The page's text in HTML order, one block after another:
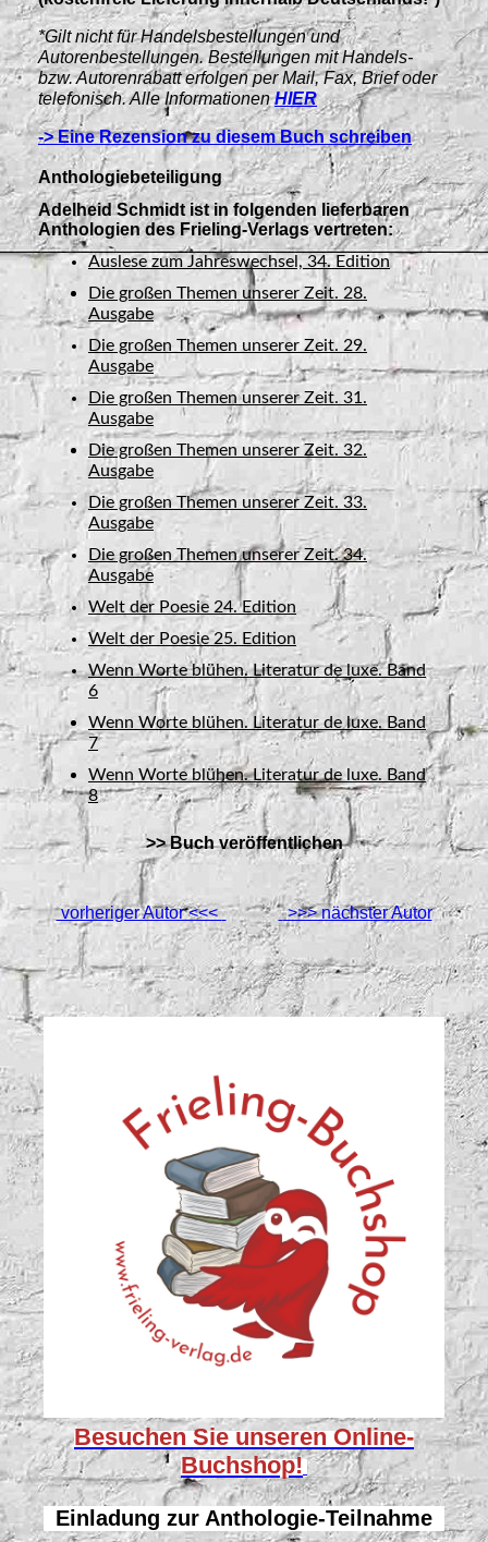
*Gilt nicht für Handelsbestellungen und
Autorenbestellungen. Bestellungen mit Handels-
bzw. Autorenrabatt erfolgen per Mail, Fax, Brief oder
telefonisch. Alle InformationenHIER
-> Eine Rezension zu diesem Buch schreiben
Anthologiebeteiligung
Adelheid Schmidt ist in folgenden lieferbaren
Anthologien des Frieling-Verlags vertreten:
Auslese zum Jahreswechsel, 34. Edition
Die großen Themen unserer Zeit. 28.
Ausgabe
Die großen Themen unserer Zeit. 29.
Ausgabe
Die großen Themen unserer Zeit. 31.
Ausgabe
Die großen Themen unserer Zeit. 32.
Ausgabe
Die großen Themen unserer Zeit. 33.
Ausgabe
Die großen Themen unserer Zeit. 34.
Ausgabe
Welt der Poesie 24. Edition
Welt der Poesie 25. Edition
Wenn Worte blühen. Literatur de luxe. Band
6
Wenn Worte blühen. Literatur de luxe. Band
7
Wenn Worte blühen. Literatur de luxe. Band
8
>> Buch veröffentlichen
vorheriger Autor <<< >>> nächster Autor
Besuchen Sie unserenOnline-
Buchshop!
Einladung zur Anthologie-Teilnahme